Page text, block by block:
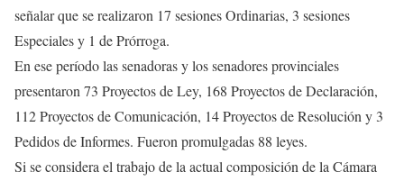
señalar que se realizaron 17 sesiones Ordinarias, 3 sesiones
Especiales y 1 de Prórroga.
En ese período las senadoras y los senadores provinciales
presentaron 73 Proyectos de Ley, 168 Proyectos de Declaración,
112 Proyectos de Comunicación, 14 Proyectos de Resolución y 3
Pedidos de Informes. Fueron promulgadas 88 leyes.
Si se considera el trabajo de la actual composición de la Cámara